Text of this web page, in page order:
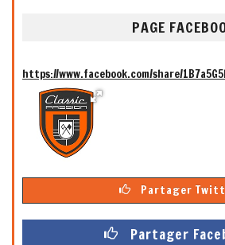
PAGE
https://www.facebook.com/share/
Partager
Partager